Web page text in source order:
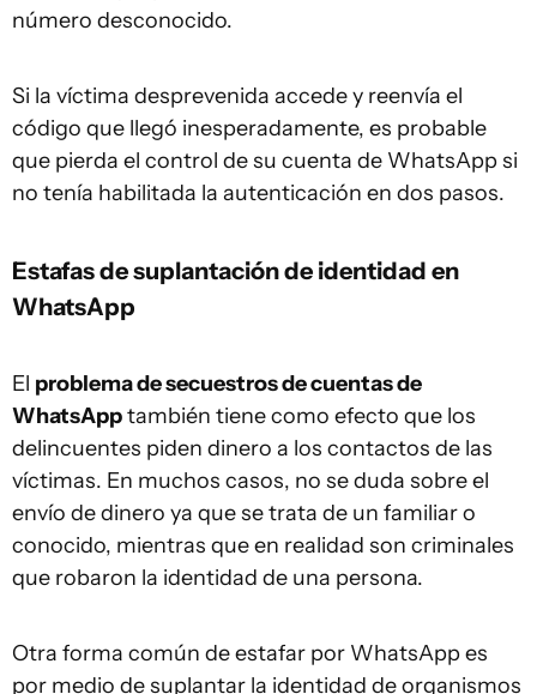
número desconocido.
Si la víctima desprevenida accede y reenvía el
código que llegó inesperadamente, es probable
que pierda el control de su cuenta de WhatsApp si
no tenía habilitada la autenticación en dos pasos.
Estafas de suplantación de identidad en
WhatsApp
El problema de secuestros de cuentas de
WhatsApptambién tiene como efecto que los
delincuentes piden dinero a los contactos de las
víctimas. En muchos casos, no se duda sobre el
envío de dinero ya que se trata de un familiar o
conocido, mientras que en realidad son criminales
que robaron la identidad de una persona.
Otra forma común de estafar por WhatsApp es
por medio de suplantar la identidad de organismos